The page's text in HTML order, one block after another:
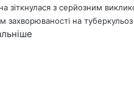
зіткнулася з серйозним
захворюваності на